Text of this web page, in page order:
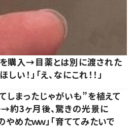
購入→目薬とは別に渡された
！」「え、なにこれ！！」
しまったじゃがいも”を植えて
約3ヶ月後、驚きの光景に
やめたｗｗ」「育ててみたいで